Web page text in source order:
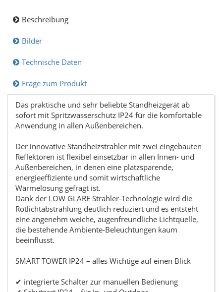
Beschreibung
Bilder
Technische Daten
Frage zum Produkt
Das praktische und sehr beliebte Standheizgerät ab
sofort mit Spritzwasserschutz IP24 für die komfortable
Anwendung in allen Außenbereichen.
Der innovative Standheizstrahler mit zwei eingebauten
Reflektoren ist flexibel einsetzbar in allen Innen- und
Außenbereichen, in denen eine platzsparende,
energieeffiziente und somit wirtschaftliche
Wärmelösung gefragt ist.
Dank der LOW GLARE Strahler-Technologie wird die
Rotlichtabstrahlung deutlich reduziert und es entsteht
eine angenehm weiche, augenfreundliche Lichtquelle,
die bestehende Ambiente-Beleuchtungen kaum
beeinflusst.
SMART TOWER IP24 – alles Wichtige auf einen Blick
✔ integrierte Schalter zur manuellen Bedienung